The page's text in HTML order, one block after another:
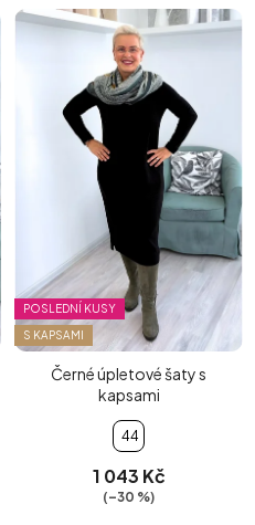
POSLEDNÍ KUSY
S KAPSAMI
Černé úpletové šaty s
kapsami
44
1 043 Kč
(–30 %)